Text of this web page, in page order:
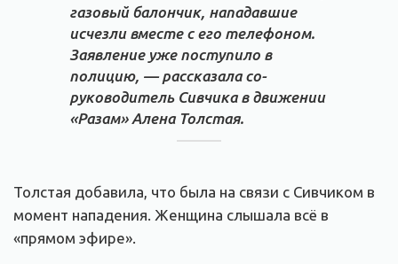
газовый балончик, нападавшие
исчезли вместе с его телефоном.
Заявление уже поступило в
полицию, — рассказала со-
руководитель Сивчика в движении
«Разам» Алена Толстая.
Толстая добавила, что была на связи с Сивчиком в
момент нападения. Женщина слышала всё в
«прямом эфире».